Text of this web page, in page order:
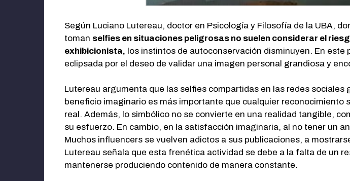
Según Luciano Lutereau, doctor en Psicología y Filosofía de la UBA,
toman selfies en situaciones peligrosas no suelen considerar el
exhibicionista, los instintos de autoconservación disminuyen. En
eclipsada por el deseo de validar una imagen personal grandiosa y
Lutereau argumenta que las selfies compartidas en las redes sociales
beneficio imaginario es más importante que cualquier reconocimiento
real. Además, lo simbólico no se convierte en una realidad tangible,
su esfuerzo. En cambio, en la satisfacción imaginaria, al no tener un
Muchos influencers se vuelven adictos a sus publicaciones, a
Lutereau señala que esta frenética actividad se debe a la falta de un
mantenerse produciendo contenido de manera constante.